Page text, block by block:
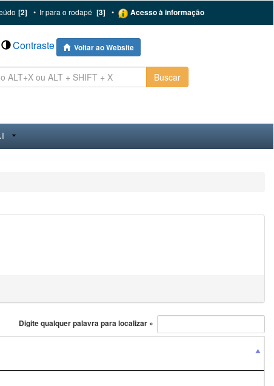
[2] • Ir para o rodapé [3] • Acesso à informação
Contraste Voltar ao Website
Buscar
Digite qualquer palavra para localizar »